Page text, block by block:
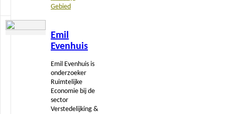
Gebied
Emil
Evenhuis
Emil Evenhuis is
onderzoeker
Ruimtelijke
Economie bij de
sector
Verstedelijking &
Lees